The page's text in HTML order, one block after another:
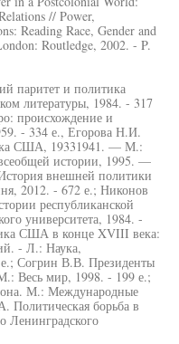
// Power,
Reading Race, Gender and
Routledge, 2002. - P.
паритет и политика
литературы, 1984. - 317
происхождение и
- 334 е., Егорова Н.И.
США, 19331941. — М.:
истории, 1995. —
внешней политики
2012. - 672 е.; Никонов
республиканской
университета, 1984. -
США в конце XVIII века:
- Л.: Наука,
е.; Согрин В.В. Президенты
Весь мир, 1998. - 199 е.;
М.: Международные
борьба в
Ленинградского